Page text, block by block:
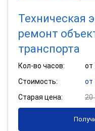
Техническая
ремонт
транспорта
Кол-во часов:
от
Стоимость:
от
Старая цена:
20